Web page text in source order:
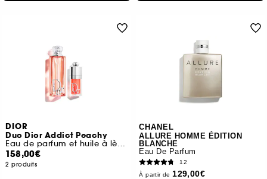
DIOR
Duo Dior Addict Peachy
Eau de parfum et huile à lèvres hydratante
158,00€
2 produits
CHANEL
ALLURE HOMME ÉDITION
BLANCHE
Eau De Parfum
12
À partir de 129,00€